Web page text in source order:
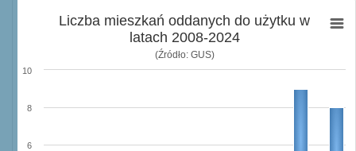
Liczba mieszkań oddanych do użytku w
latach 2008-2024
(Źródło: GUS)
6
8
10